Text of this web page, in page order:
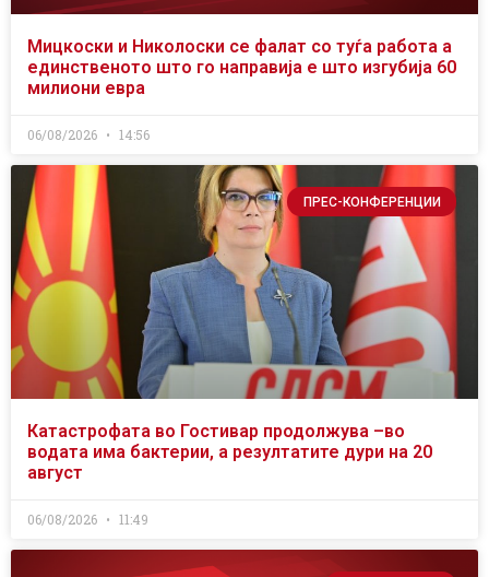
Мицкоски и Николоски се фалат со туѓа работа а
единственото што го направија е што изгубија 60
милиони евра
06/08/2026 14:56
ПРЕС-КОНФЕРЕНЦИИ
Катастрофата во Гостивар продолжува –во
водата има бактерии, а резултатите дури на 20
август
06/08/2026 11:49